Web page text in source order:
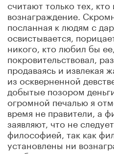
считают только тех, кто
вознаграждение.
посланная к людям с
освистывается,
никого, кто любил бы
покровительствовал,
продаваясь и извлекая
из оскверненной
добытые позором
огромной печалью я
время не правители, а
заявляют, что не
философией, так как
установлены ни